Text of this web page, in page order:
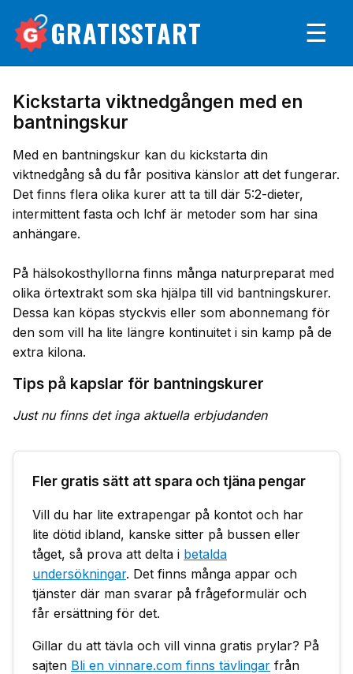
GRATISSTART ☰
Kickstarta viktnedgången med en
bantningskur
Med en bantningskur kan du kickstarta din
viktnedgång så du får positiva känslor att det fungerar.
Det finns flera olika kurer att ta till där 5:2-dieter,
intermittent fasta och lchf är metoder som har sina
anhängare.
På hälsokosthyllorna finns många naturpreparat med
olika örtextrakt som ska hjälpa till vid bantningskurer.
Dessa kan köpas styckvis eller som abonnemang för
den som vill ha lite längre kontinuitet i sin kamp på de
extra kilona.
Tips på kapslar för bantningskurer
Just nu finns det inga aktuella erbjudanden
Fler gratis sätt att spara och tjäna pengar
Vill du har lite extrapengar på kontot och har
lite dötid ibland, kanske sitter på bussen eller
tåget, så prova att delta i betalda
undersökningar. Det finns många appar och
tjänster där man svarar på frågeformulär och
får ersättning för det.
Gillar du att tävla och vill vinna gratis prylar? På
sajten Bli en vinnare.com finns tävlingar från